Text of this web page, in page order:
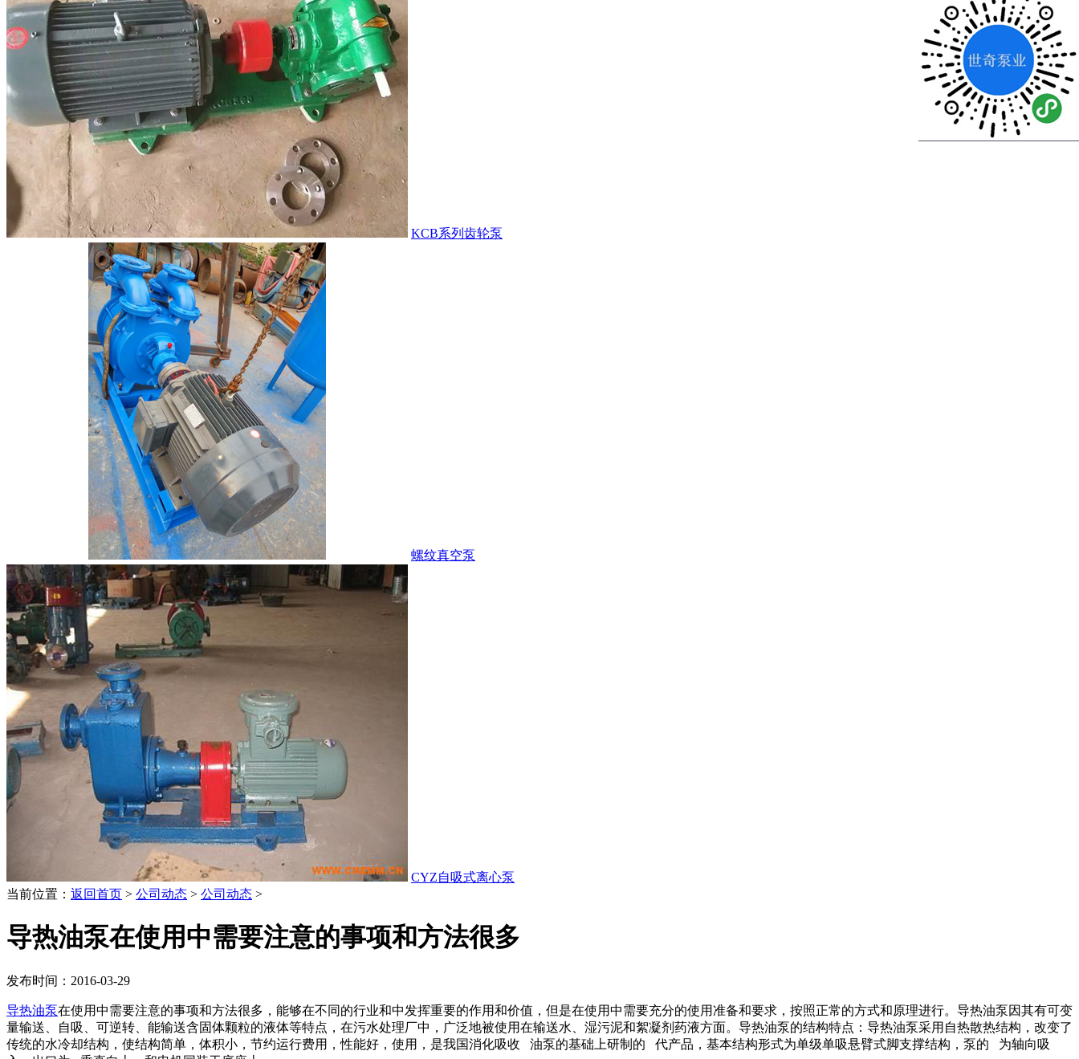
KCB系列齿轮泵
螺纹真空泵
CYZ自吸式离心泵
当前位置： 返回首页 > 公司动态 > 公司动态 >
导热油泵在使用中需要注意的事项和方法很多
发布时间：2016-03-29
导热油泵在使用中需要注意的事项和方法很多，能够在不同的行业和中发挥重要的作用和价值，但是在使用中需要充分的使用准备和要求，按照正常的方式和原理进行。导热油泵因其有可变
量输送、自吸、可逆转、能输送含固体颗粒的液体等特点，在污水处理厂中，广泛地被使用在输送水、湿污泥和絮凝剂药液方面。导热油泵的结构特点：导热油泵采用自热散热结构，改变了
传统的水冷却结构，使结构简单，体积小，节约运行费用，性能好，使用，是我国消化吸收 油泵的基础上研制的 代产品，基本结构形式为单级单吸悬臂式脚支撑结构，泵的 为轴向吸